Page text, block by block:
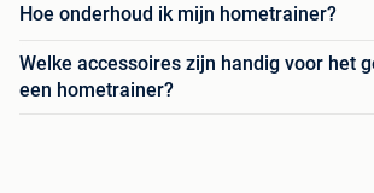
Hoe onderhoud ik mijn hometrainer?
Welke accessoires zijn handig voor het
een hometrainer?